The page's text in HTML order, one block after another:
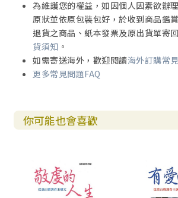
為維護您的權益，如因個人因素欲辦
原狀並依原包裝包好，於收到商品鑑
退貨之商品、紙本發票及原出貨單寄
貨須知 。
如需寄送海外，歡迎閱讀海外訂購常
更多常見問題FAQ
你可能也會喜歡